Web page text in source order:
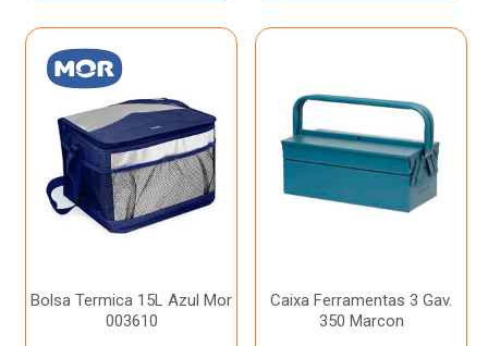
Bolsa Termica 15L Azul Mor
003610
Caixa Ferramentas 3 Gav.
350 Marcon